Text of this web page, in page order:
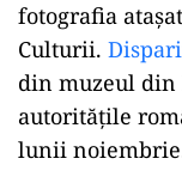
fotografia
Culturii.
din muzeul din
autoritățile
lunii